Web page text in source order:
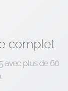
complet
avec plus de 60